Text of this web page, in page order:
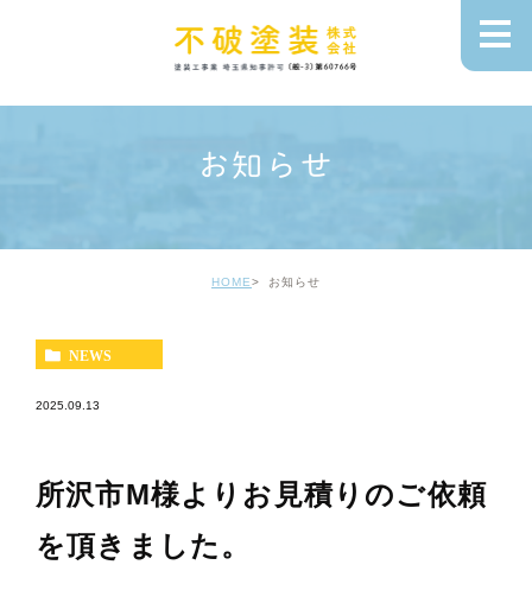
お知らせ
HOME お知らせ
NEWS
2025.09.13
所沢市M様よりお見積りのご依頼
を頂きました。